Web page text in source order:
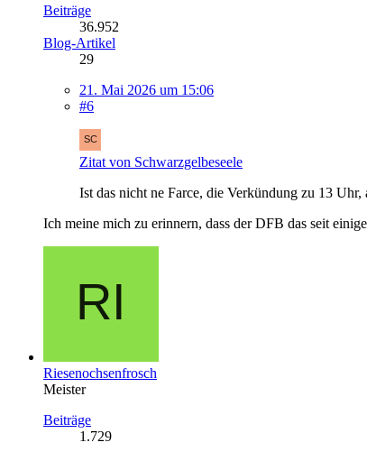
Beiträge
36.952
Blog-Artikel
29
21. Mai 2026 um 15:06
#6
Zitat von Schwarzgelbeseele
Ist das nicht ne Farce, die Verkündung zu 13
Ich meine mich zu erinnern, dass der DFB das seit
Riesenochsenfrosch
Meister
Beiträge
1.729